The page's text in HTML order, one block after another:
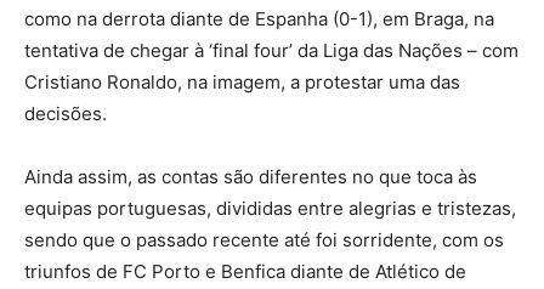
como na derrota diante de Espanha (0-1), em Braga, na
tentativa de chegar à ‘final four’ da Liga das Nações – com
Cristiano Ronaldo, na imagem, a protestar uma das
decisões.
Ainda assim, as contas são diferentes no que toca às
equipas portuguesas, divididas entre alegrias e tristezas,
sendo que o passado recente até foi sorridente, com os
triunfos de FC Porto e Benfica diante de Atlético de